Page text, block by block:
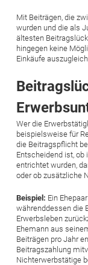
Mit Beiträgen, die
wurden und die als
ältesten
hingegen keine
Einkäufe
Wer die
beispielsweise für
die Beitragspflicht
Entscheidend ist,
entrichtet wurden,
oder ob zusätzliche
Beispiel: Ein
währenddessen die
Erwerbsleben
Ehemann aus
Beiträgen pro Jahr
Beitragszahlung
Nichterwerbstätige